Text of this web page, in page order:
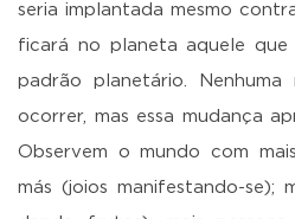
seria implantada mesmo
ficará no planeta aquele
padrão planetário. Nenhuma
ocorrer, mas essa mudança
Observem o mundo com
más (joios manifestando-se);